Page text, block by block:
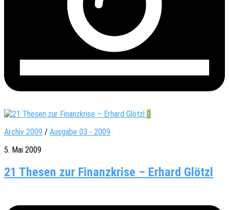
0
Archiv 2009 / Ausgabe 03 - 2009
5. Mai 2009
21 Thesen zur Finanzkrise – Erhard Glötzl